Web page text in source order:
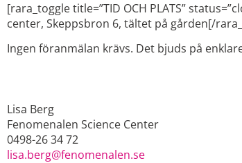
[rara_toggle title=”TID OCH PLATS”
center, Skeppsbron 6, tältet på gården[/
Ingen föranmälan krävs. Det bjuds på
Lisa Berg
Fenomenalen Science Center
0498-26 34 72
lisa.berg@fenomenalen.se